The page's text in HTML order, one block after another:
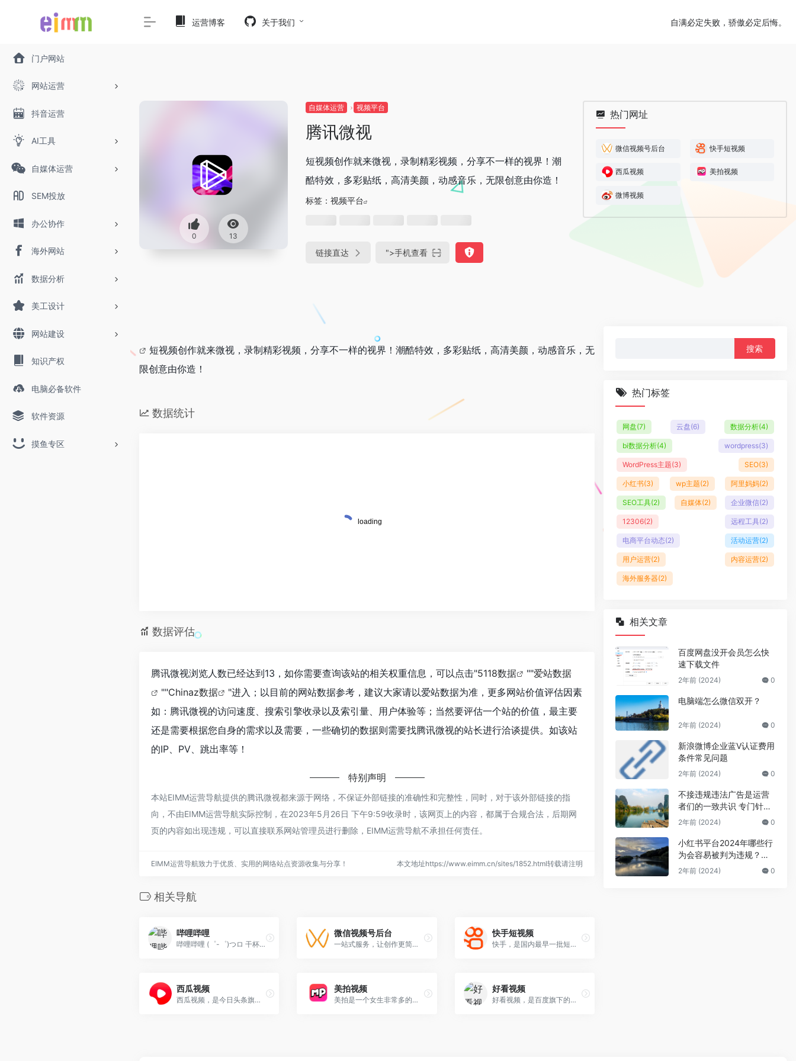
门户网站
网站运营
抖音运营
AI工具
自媒体运营
SEM投放
办公协作
海外网站
数据分析
美工设计
网站建设
知识产权
电脑必备软件
软件资源
摸鱼专区
运营博客 关于我们 自满必定失败，骄傲必定后悔。
0 13
自媒体运营 视频平台
腾讯微视
短视频创作就来微视，录制精彩视频，分享不一样的视界！潮
酷特效，多彩贴纸，高清美颜，动感音乐，无限创意由你造！
标签： 视频平台
链接直达 ">手机查看
热门网址
微信视频号后台 快手短视频
西瓜视频 美拍视频
微博视频
短视频创作就来微视，录制精彩视频，分享不一样的视界！潮酷特效，多彩贴纸，高清美颜，动感音乐，无
限创意由你造！
数据统计
数据评估
腾讯微视浏览人数已经达到13，如你需要查询该站的相关权重信息，可以点击"5118数据 ""爱站数据
""Chinaz数据
"进入；以目前的网站数据参考，建议大家请以爱站数据为准，更多网站价值评估因素
如：腾讯微视的访问速度、搜索引擎收录以及索引量、用户体验等；当然要评估一个站的价值，最主要
还是需要根据您自身的需求以及需要，一些确切的数据则需要找腾讯微视的站长进行洽谈提供。如该站
的IP、PV、跳出率等！
特别声明
本站EIMM运营导航提供的腾讯微视都来源于网络，不保证外部链接的准确性和完整性，同时，对于该外部链接的指
向，不由EIMM运营导航实际控制，在2023年5月26日 下午9:59收录时，该网页上的内容，都属于合规合法，后期网
页的内容如出现违规，可以直接联系网站管理员进行删除，EIMM运营导航不承担任何责任。
EIMM运营导航致力于优质、实用的网络站点资源收集与分享！ 本文地址https://www.eimm.cn/sites/1852.html转载请注明
相关导航
哔哩哔哩
哔哩哔哩 (゜-゜)つロ 干杯~-
微信视频号后台
一站式服务，让创作更简单。 ...
快手短视频
快手，是国内最早一批短视频平台之一，因其更加接地气和包容，也深受广大劳动人民的喜爱，尤其深受广大小镇青年喜爱，每年有约2.3亿
西瓜视频
西瓜视频，是今日头条旗下的视频自媒体平台，前身是头条视频！由于西瓜视频和今日头条是打通的，所以如果你注册过头条号，就直接开通了
美拍视频
美拍是一个女生非常多的短视频平台，精选了热门、明星、搞笑逗比、女神男神、音乐舞蹈、时尚美妆、美食创意、宝宝萌宠等好玩有趣的短视
好看视频
好看视频，是百度旗下的视频自媒体平台，好看视频跟百家号是打通的，发布视频也在百家号发布，所以如果你注册了百家号，你发布的视频会
热门标签
网盘(7) 云盘(6) 数据分析(4)
bi数据分析(4) wordpress(3)
WordPress主题(3) SEO(3)
小红书(3) wp主题(2) 阿里妈妈(2)
SEO工具(2) 自媒体(2) 企业微信(2)
12306(2) 远程工具(2)
电商平台动态(2) 活动运营(2)
用户运营(2) 内容运营(2)
海外服务器(2)
相关文章
百度网盘没开会员怎么快
速下载文件
2年前 (2024) 0
电脑端怎么微信双开？
2年前 (2024) 0
新浪微博企业蓝V认证费用
条件常见问题
2年前 (2024) 0
不接违规违法广告是运营
者们的一致共识 专门针对
公众号号主的广告骗局
2年前 (2024) 0
小红书平台2024年哪些行
为会容易被判为违规？来
避坑
2年前 (2024) 0